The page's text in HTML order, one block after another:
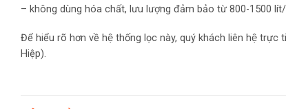
– không dùng hóa chất, lưu lượng đảm bảo từ 800-1500
Để hiểu rõ hơn về hệ thống lọc này, quý khách liên hệ trực
Hiệp).